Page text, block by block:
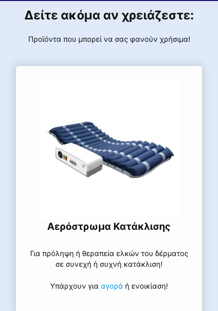
Δείτε ακόμα αν χρειάζεστε:
Προϊόντα που μπορεί να σας φανούν χρήσιμα!
Αερόστρωμα Κατάκλισης
Για πρόληψη ή θεραπεία ελκών του δέρματος
σε συνεχή ή συχνή κατάκλιση!
Υπάρχουν για αγορά ή ενοικίαση!